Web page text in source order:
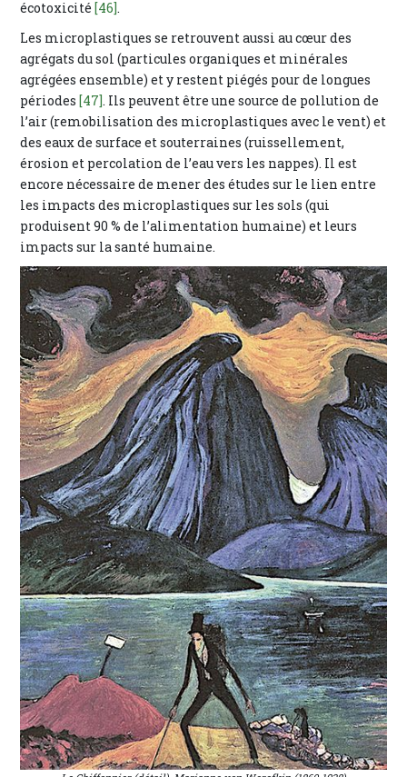
écotoxicité[46].
Les microplastiques se retrouvent aussi au cœur des
agrégats du sol (particules organiques et minérales
agrégées ensemble) et y restent piégés pour de longues
périodes[47]. Ils peuvent être une source de pollution de
l’air (remobilisation des microplastiques avec le vent) et
des eaux de surface et souterraines (ruissellement,
érosion et percolation de l’eau vers les nappes). Il est
encore nécessaire de mener des études sur le lien entre
les impacts des microplastiques sur les sols (qui
produisent 90 % de l’alimentation humaine) et leurs
impacts sur la santé humaine.